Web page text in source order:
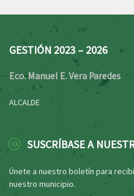
GESTIÓN 2023 – 2026
Eco. Manuel E. Vera Paredes
ALCALDE
SUSCRÍBASE A
Únete a nuestro boletín para
nuestro municipio.